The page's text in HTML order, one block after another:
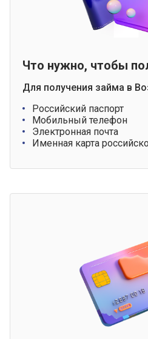
Что нужно, чтобы
Для получения займа в
Российский паспорт
Мобильный телефон
Электронная почта
Именная карта